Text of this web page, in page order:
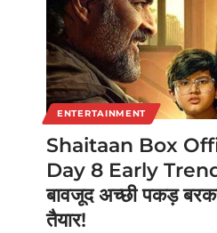
ENTERTAINMENT
Shaitaan Box
Day 8 Early
बावजूद अच्छी पकड़
तैयार!